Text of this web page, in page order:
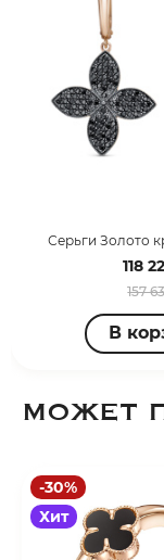
Серьги Золото
118
157
В
МОЖЕТ
-30%
Хит